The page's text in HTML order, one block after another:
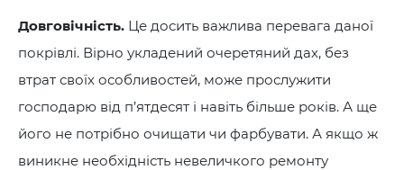
Довговічність. Це досить важлива перевага даної
покрівлі. Вірно укладений очеретяний дах, без
втрат своїх особливостей, може прослужити
господарю від п’ятдесят і навіть більше років. А ще
його не потрібно очищати чи фарбувати. А якщо ж
виникне необхідність невеличкого ремонту